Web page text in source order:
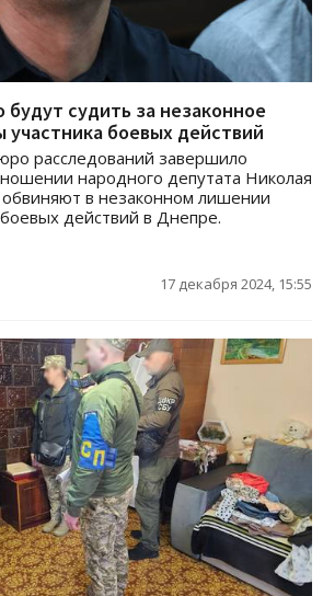
судить за незаконное
боевых действий
расследований завершило
народного депутата Николая
в незаконном лишении
действий в Днепре.
17 декабря 2024, 15:55